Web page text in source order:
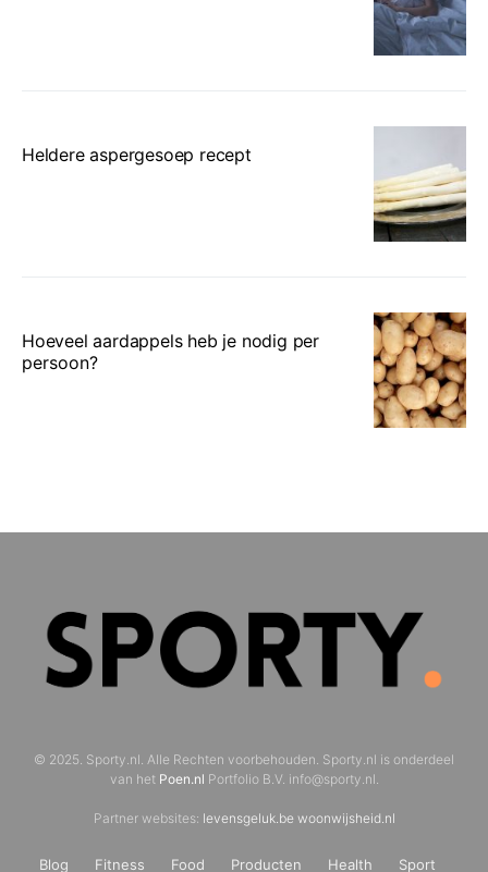
Heldere aspergesoep recept
Hoeveel aardappels heb je nodig per
persoon?
© 2025. Sporty.nl. Alle Rechten voorbehouden. Sporty.nl is onderdeel
van het Poen.nl Portfolio B.V. info@sporty.nl.
Partner websites: levensgeluk.be woonwijsheid.nl
Blog Fitness Food Producten Health Sport